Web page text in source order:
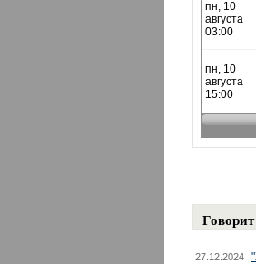
27.12.2024